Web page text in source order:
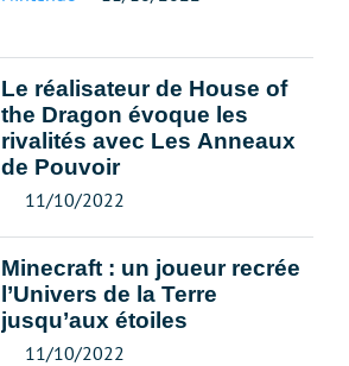
Le réalisateur de House of
the Dragon évoque les
rivalités avec Les Anneaux
de Pouvoir
11/10/2022
Minecraft : un joueur recrée
l’Univers de la Terre
jusqu’aux étoiles
11/10/2022